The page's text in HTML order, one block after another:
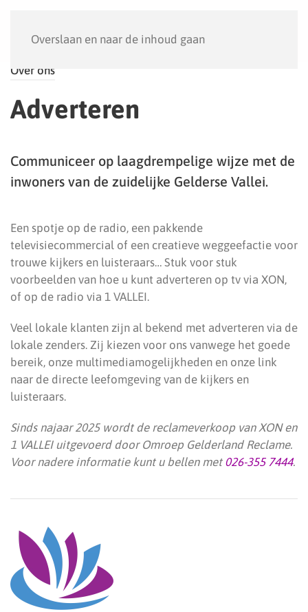
Overslaan en naar de inhoud gaan
Over ons
Adverteren
Communiceer op laagdrempelige wijze met de
inwoners van de zuidelijke Gelderse Vallei.
Een spotje op de radio, een pakkende
televisiecommercial of een creatieve weggeefactie voor
trouwe kijkers en luisteraars… Stuk voor stuk
voorbeelden van hoe u kunt adverteren op tv via XON,
of op de radio via 1 VALLEI.
Veel lokale klanten zijn al bekend met adverteren via de
lokale zenders. Zij kiezen voor ons vanwege het goede
bereik, onze multimediamogelijkheden en onze link
naar de directe leefomgeving van de kijkers en
luisteraars.
Sinds najaar 2025 wordt de reclameverkoop van XON en
1 VALLEI uitgevoerd door Omroep Gelderland Reclame.
Voor nadere informatie kunt u bellen met 026-355 7444.